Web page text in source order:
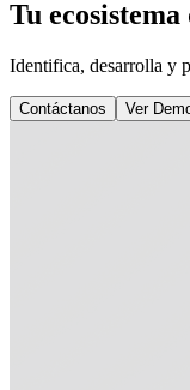
Tu
Identifica, desarrolla y
Contáctanos Ver